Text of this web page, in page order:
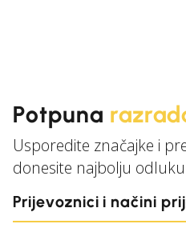
Potpuna
Usporedite značajke i
donesite najbolju
Prijevoznici i načini